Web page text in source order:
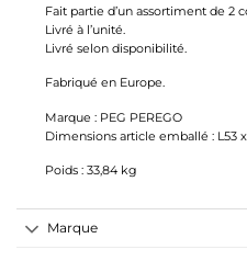
Fait partie d’un assortiment de 2
Livré à l’unité.
Livré selon disponibilité.
Fabriqué en Europe.
Marque : PEG PEREGO
Dimensions article emballé : L53
Poids : 33,84 kg
Marque